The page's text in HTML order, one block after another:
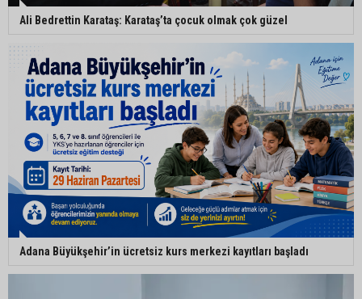
Ali Bedrettin Karataş: Karataş’ta çocuk olmak çok güzel
Adana Büyükşehir’in ücretsiz kurs merkezi kayıtları başladı